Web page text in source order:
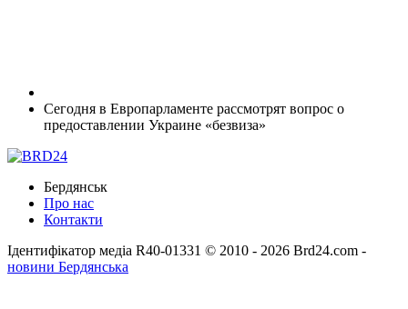
Сегодня в Европарламенте рассмотрят вопрос о
предоставлении Украине «безвиза»
Бердянськ
Про нас
Контакти
Ідентифікатор медіа R40-01331 © 2010 - 2026 Brd24.com -
новини Бердянська